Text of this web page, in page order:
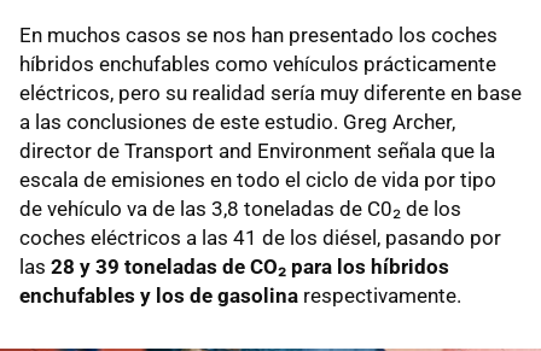
En muchos casos se nos han presentado los coches
híbridos enchufables como vehículos prácticamente
eléctricos, pero su realidad sería muy diferente en base
a las conclusiones de este estudio. Greg Archer,
director de Transport and Environment señala que la
escala de emisiones en todo el ciclo de vida por tipo
de vehículo va de las 3,8 toneladas de C0₂ de los
coches eléctricos a las 41 de los diésel, pasando por
las 28 y 39 toneladas de CO₂ para los híbridos
enchufables y los de gasolina respectivamente.